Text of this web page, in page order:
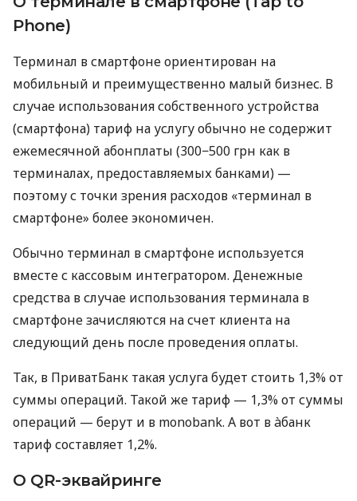
Phone)
Терминал в смартфоне ориентирован на
мобильный и преимущественно малый бизнес. В
случае использования собственного устройства
(смартфона) тариф на услугу обычно не содержит
ежемесячной абонплаты (300−500 грн как в
терминалах, предоставляемых банками) —
поэтому с точки зрения расходов «терминал в
смартфоне» более экономичен.
Обычно терминал в смартфоне используется
вместе с кассовым интегратором. Денежные
средства в случае использования терминала в
смартфоне зачисляются на счет клиента на
следующий день после проведения оплаты.
Так, в ПриватБанк такая услуга будет стоить 1,3% от
суммы операций. Такой же тариф — 1,3% от суммы
операций — берут и в monobank. А вот в àбанк
тариф составляет 1,2%.
О QR-эквайринге